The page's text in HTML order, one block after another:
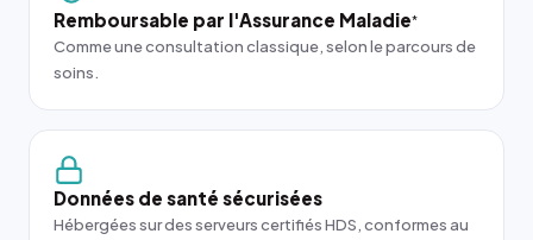
Remboursable par l'Assurance Maladie*
Comme une consultation classique, selon le parcours de
soins.
Données de santé sécurisées
Hébergées sur des serveurs certifiés HDS, conformes au